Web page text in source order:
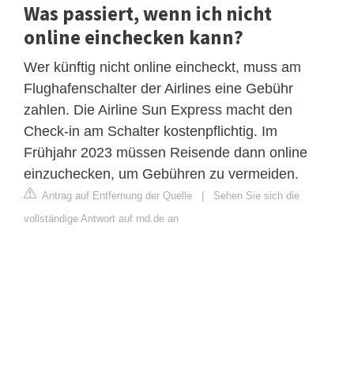
Was passiert, wenn ich nicht
online einchecken kann?
Wer künftig nicht online eincheckt, muss am
Flughafenschalter der Airlines eine Gebühr
zahlen. Die Airline Sun Express macht den
Check-in am Schalter kostenpflichtig. Im
Frühjahr 2023 müssen Reisende dann online
einzuchecken, um Gebühren zu vermeiden.
Antrag auf Entfernung der Quelle
Sehen Sie sich die
vollständige Antwort auf rnd.de an